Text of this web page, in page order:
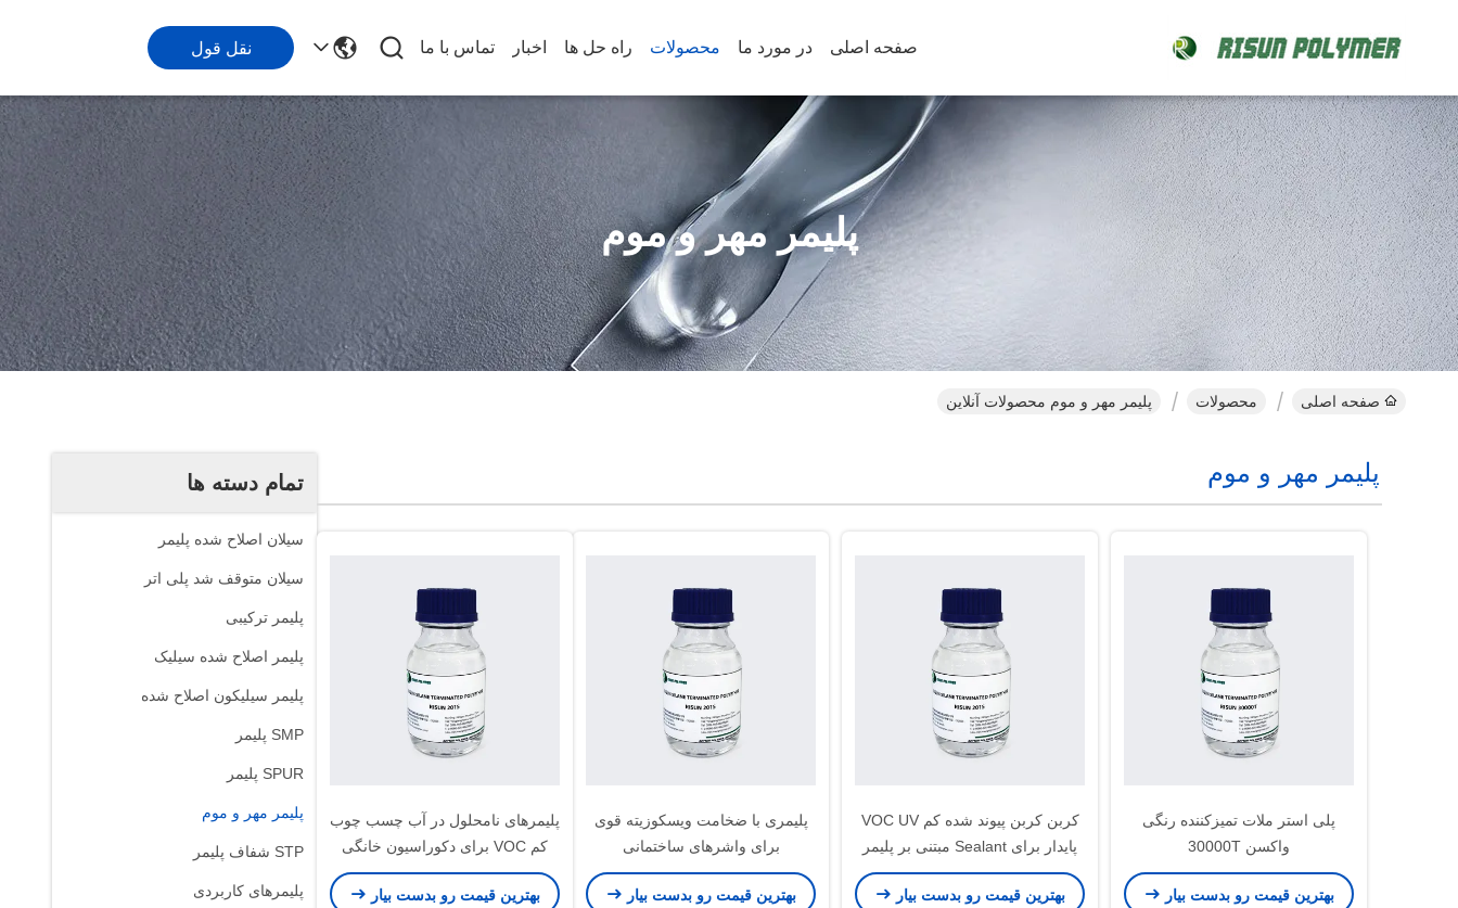
صفحه اصلی در مورد ما محصولات راه حل ها اخبار تماس با ما نقل قول
پلیمر مهر و موم
صفحه اصلی محصولات پلیمر مهر و موم محصولات آنلاین
تمام دسته ها
سیلان اصلاح شده پلیمر
سیلان متوقف شد پلی اتر
پلیمر ترکیبی
پلیمر اصلاح شده سیلیک
پلیمر سیلیکون اصلاح شده
SMP پلیمر
SPUR پلیمر
پلیمر مهر و موم
STP شفاف پلیمر
پلیمرهای کاربردی
پلیمر مهر و موم
پلی استر ملات تمیزکننده رنگی
واکسن 30000T
بهترین قیمت رو بدست بیار
کربن کربن پیوند شده کم VOC UV
پایدار برای Sealant مبتنی بر پلیمر
بهترین قیمت رو بدست بیار
پلیمری با ضخامت ویسکوزیته قوی
برای واشرهای ساختمانی
دکوراسیون داخلی بالا
بهترین قیمت رو بدست بیار
پلیمرهای نامحلول در آب چسب چوب
کم VOC برای دکوراسیون خانگی
بهترین قیمت رو بدست بیار